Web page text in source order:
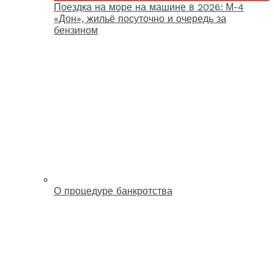
Поездка на море на машине в 2026: М-4
«Дон», жильё посуточно и очередь за
бензином
О процедуре банкротства